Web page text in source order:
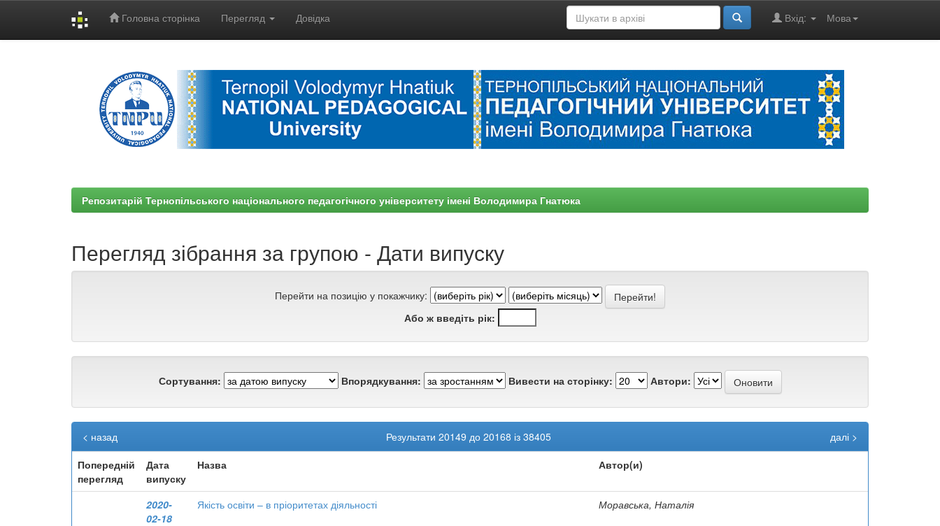
Головна сторінка Перегляд Довідка Мова
Вхід:
Репозитарій Тернопільського національного педагогічного університету імені Володимира Гнатюка
Перегляд зібрання за групою - Дати випуску
Перейти на позицію у покажчику:
Або ж введіть рік:
Сортування: Впорядкування: Вивести на сторінку: Автори:
Результати 20149 до 20168 із 38405
< назад
далі >
Попередній
перегляд
Дата
випуску
Назва Автор(и)
2020-
02-18
Якість освіти – в пріоритетах діяльності Моравська, Наталія